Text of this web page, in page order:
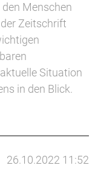
Menschen
Zeitschrift
Situation
in den Blick.
26.10.2022 11:52